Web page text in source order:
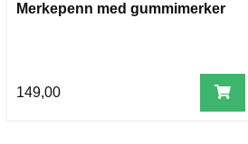
Merkepenn med gummimerker
149,00